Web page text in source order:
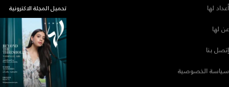
أعداد لها
عن لها
إتصل بنا
سياسة الخصوصية
تحميل المجلة الاكترونية